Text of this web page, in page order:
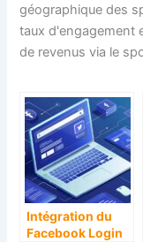
géographique des
taux d'engagement
de revenus via le
Intégration du
Facebook Login